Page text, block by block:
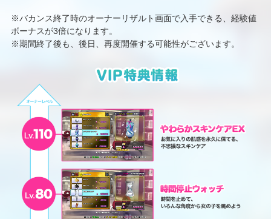
※バカンス終了時のオーナーリザルト画面で入手できる、経験値
ボーナスが3倍になります。
※期間終了後も、後日、再度開催する可能性がございます。